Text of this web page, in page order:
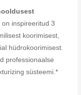
on inspireeritud 3
koorimisest,
hüdrokoorimisest.
professionaalse
süsteemi.*